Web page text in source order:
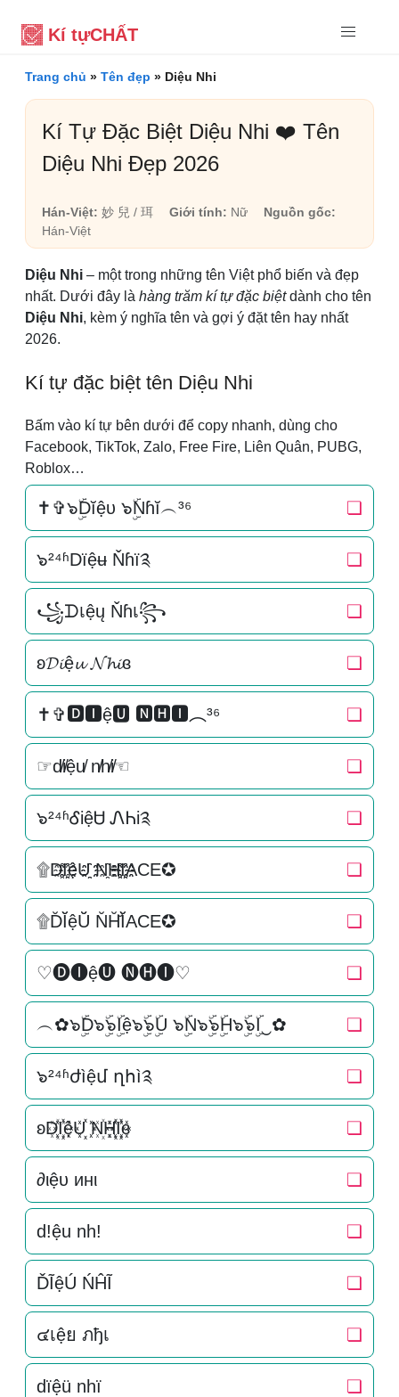
Kí tựCHẤT
Trang chủ » Tên đẹp » Diệu Nhi
Kí Tự Đặc Biệt Diệu Nhi ❤️ Tên
Diệu Nhi Đẹp 2026
Hán-Việt: 妙 兒 / 珥 Giới tính: Nữ
Nguồn gốc:
Hán-Việt
Diệu Nhi – một trong những tên Việt phổ biến và đẹp
nhất. Dưới đây là hàng trăm kí tự đặc biệtdành cho tên
Diệu Nhi, kèm ý nghĩa tên và gợi ý đặt tên hay nhất
2026.
Kí tự đặc biệt tên Diệu Nhi
Bấm vào kí tự bên dưới để copy nhanh, dùng cho
Facebook, TikTok, Zalo, Free Fire, Liên Quân, PUBG,
Roblox…
✝✞๖ۣۜDĭệυ ๖ۣۜNɦĭ︵³⁶ ❏
๖²⁴ʱDїệʉ Ňɦї༉ ❏
꧁ᗪเệų Ňɦเ꧂ ❏
ʚ𝓓𝓲ệ𝓾 𝓝𝓱𝓲ɞ ❏
✝✞🅳🅸ệ🆄 🅽🅷🅸︵³⁶ ❏
☞d̸i̸ệu̸ n̸h̸i̸☜ ❏
๖²⁴ʱᎴiệᏌ ᏁᏂi༉ ❏
۩D҈I҈҈ệU҈҈ N҈H҈҈I҈҈ACE✪ ❏
۩D̆Ĭ̆ệŬ̆ N̆H̆̆Ĭ̆ACE✪ ❏
♡🅓🅘ệ🅤 🅝🅗🅘♡ ❏
︵✿๖ۣۜD๖ۣۜ๖ۣۜIệ๖ۣۜ๖ۣۜU ๖ۣۜN๖ۣۜ๖ۣۜH๖ۣۜ๖ۣۜI‿✿ ❏
๖²⁴ʱժìệմ ղհì༉ ❏
ʚD꙰I꙰꙰ệU꙰꙰ N꙰H꙰꙰I꙰꙰ɞ ❏
∂ιệυ инι ❏
d!ệu nh! ❏
ĎĨệÚ ŃĤĨ ❏
๔เệย ภђเ ❏
dïệü nhï ❏